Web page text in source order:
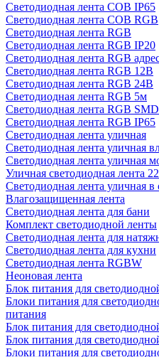
Светодиодная лента COB IP65
Светодиодная лента COB RGB
Светодиодная лента RGB
Светодиодная лента RGB IP20
Светодиодная лента RGB
Светодиодная лента RGB 12В
Светодиодная лента RGB 24В
Светодиодная лента RGB 5м
Светодиодная лента RGB
Светодиодная лента RGB IP65
Светодиодная лента уличная
Светодиодная лента уличная
Светодиодная лента уличная
Уличная светодиодная лента
Светодиодная лента уличная в
Влагозащищенная лента
Светодиодная лента для бани
Комплект светодиодной ленты
Светодиодная лента для
Светодиодная лента для кухни
Светодиодная лента RGBW
Неоновая лента
Блок питания для
Блоки питания для
питания
Блок питания для
Блок питания для
Блоки питания для